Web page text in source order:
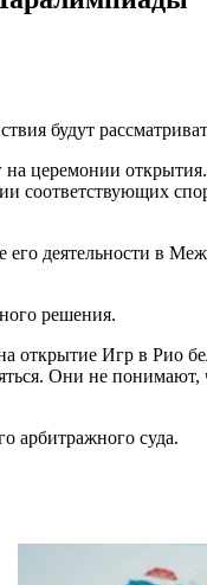
будут
церемонии
соответствующих
его деятельности в
решения.
открытие Игр в Рио
Они не понимают,
арбитражного суда.